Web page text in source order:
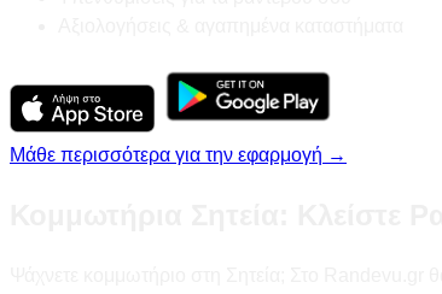
Μάθε περισσότερα για την εφαρμογή →